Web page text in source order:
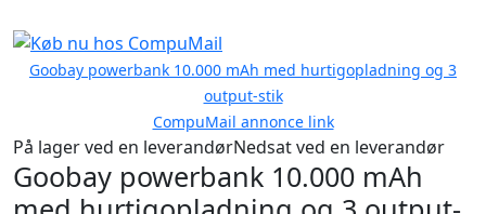
Goobay powerbank 10.000 mAh med hurtigopladning og 3
output-stik
CompuMail annonce link
På lager ved en leverandørNedsat ved en leverandør
Goobay powerbank 10.000 mAh